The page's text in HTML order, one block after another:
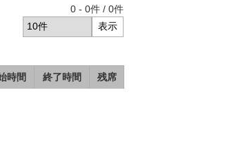
0 - 0件 / 0件
時間 終了時間 残席